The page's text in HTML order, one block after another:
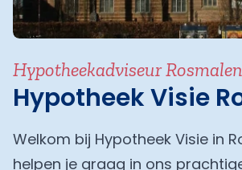
Hypotheekadviseur Rosmalen
Hypotheek Visie
Welkom bij Hypotheek Visie in
helpen je graag in ons